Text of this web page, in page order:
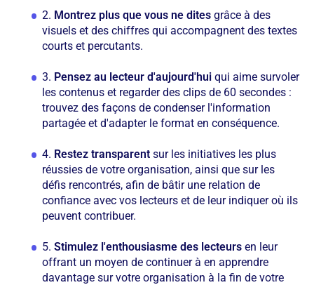
2. Montrez plus que vous ne dites grâce à des
visuels et des chiffres qui accompagnent des textes
courts et percutants.
3. Pensez au lecteur d'aujourd'hui qui aime survoler
les contenus et regarder des clips de 60 secondes :
trouvez des façons de condenser l'information
partagée et d'adapter le format en conséquence.
4. Restez transparent sur les initiatives les plus
réussies de votre organisation, ainsi que sur les
défis rencontrés, afin de bâtir une relation de
confiance avec vos lecteurs et de leur indiquer où ils
peuvent contribuer.
5. Stimulez l'enthousiasme des lecteurs en leur
offrant un moyen de continuer à en apprendre
davantage sur votre organisation à la fin de votre